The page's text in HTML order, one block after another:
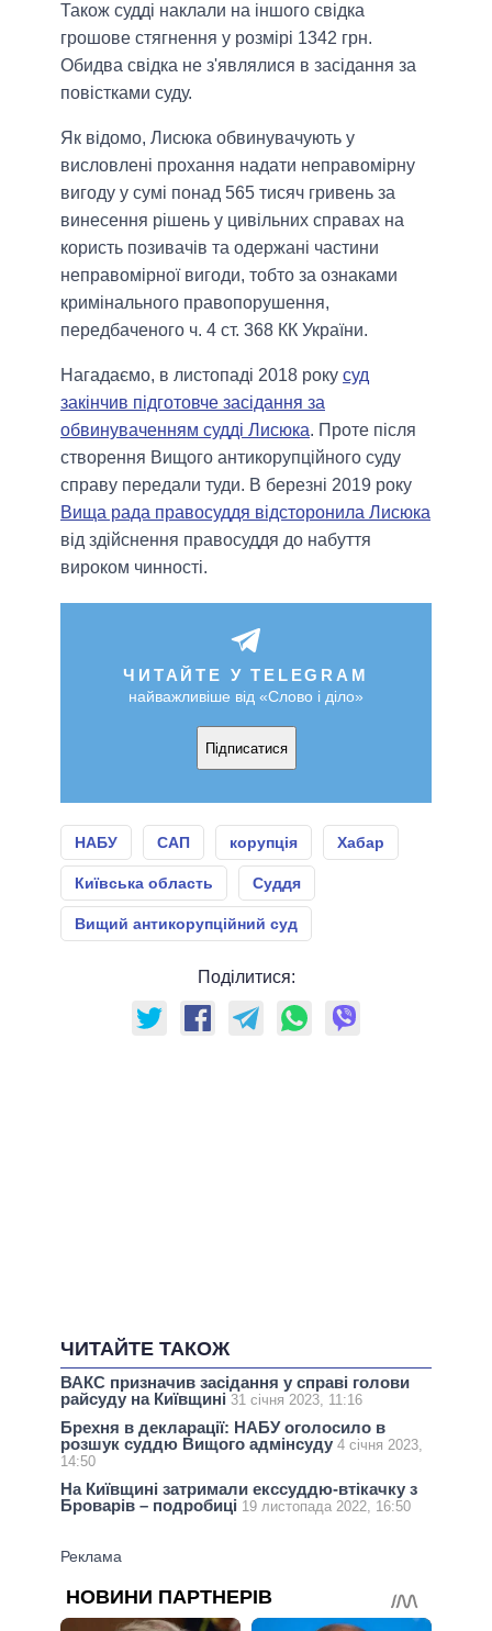
Також судді наклали на іншого свідка
грошове стягнення у розмірі 1342 грн.
Обидва свідка не з'являлися в засідання за
повістками суду.
Як відомо, Лисюка обвинувачують у
висловлені прохання надати неправомірну
вигоду у сумі понад 565 тисяч гривень за
винесення рішень у цивільних справах на
користь позивачів та одержані частини
неправомірної вигоди, тобто за ознаками
кримінального правопорушення,
передбаченого ч. 4 ст. 368 КК України.
Нагадаємо, в листопаді 2018 року суд
закінчив підготовче засідання за
обвинуваченням судді Лисюка. Проте після
створення Вищого антикорупційного суду
справу передали туди. В березні 2019 року
Вища рада правосуддя відсторонила Лисюка
від здійснення правосуддя до набуття
вироком чинності.
ЧИТАЙТЕ У TELEGRAM
найважливіше від «Слово і діло»
Підписатися
НАБУ САП корупція Хабар
Київська область Суддя
Вищий антикорупційний суд
Поділитися:
ЧИТАЙТЕ ТАКОЖ
ВАКС призначив засідання у справі голови
райсуду на Київщині 31 січня 2023, 11:16
Брехня в декларації: НАБУ оголосило в
розшук суддю Вищого адмінсуду 4 січня 2023,
14:50
На Київщині затримали екссуддю-втікачку з
Броварів – подробиці 19 листопада 2022, 16:50